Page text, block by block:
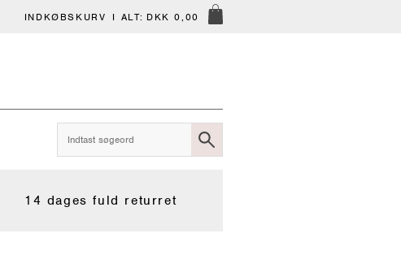
INDKØBSKURV I ALT: DKK 0,00
14 dages fuld returret